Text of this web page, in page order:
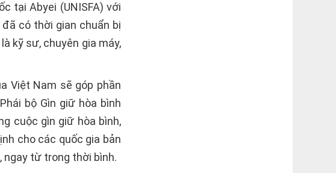
tại Abyei (UNISFA) với
có thời gian chuẩn bị
kỹ sư, chuyên gia máy,
Việt Nam sẽ góp phần
bộ Gìn giữ hòa bình
cuộc gìn giữ hòa bình,
cho các quốc gia bản
ngay từ trong thời bình.